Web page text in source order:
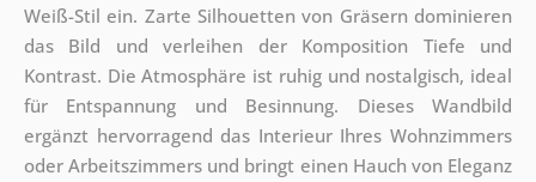
Weiß-Stil ein. Zarte Silhouetten von Gräsern dominieren
das Bild und verleihen der Komposition Tiefe und
Kontrast. Die Atmosphäre ist ruhig und nostalgisch, ideal
für Entspannung und Besinnung. Dieses Wandbild
ergänzt hervorragend das Interieur Ihres Wohnzimmers
oder Arbeitszimmers und bringt einen Hauch von Eleganz